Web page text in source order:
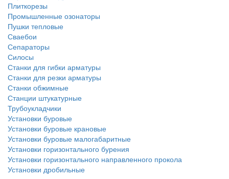
Плиткорезы
Промышленные озонаторы
Пушки тепловые
Сваебои
Сепараторы
Силосы
Станки для гибки арматуры
Станки для резки арматуры
Станки обжимные
Станции штукатурные
Трубоукладчики
Установки буровые
Установки буровые крановые
Установки буровые малогабаритные
Установки горизонтального бурения
Установки горизонтального направленного прокола
Установки дробильные